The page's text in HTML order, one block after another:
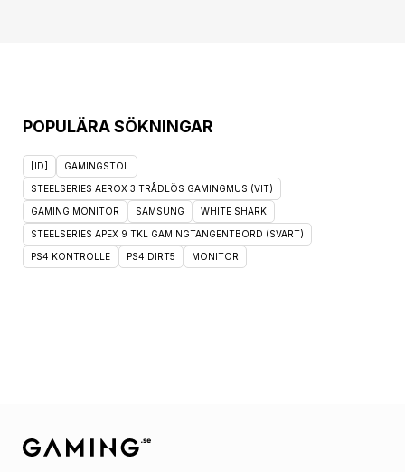
POPULÄRA SÖKNINGAR
[ID] GAMINGSTOL
STEELSERIES AEROX 3 TRÅDLÖS GAMINGMUS (VIT)
GAMING MONITOR SAMSUNG WHITE SHARK
STEELSERIES APEX 9 TKL GAMINGTANGENTBORD (SVART)
PS4 KONTROLLE PS4 DIRT5 MONITOR